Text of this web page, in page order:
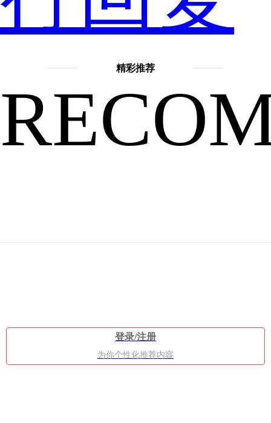
不
但
精彩推荐
登录/注册
为你个性化推荐内容